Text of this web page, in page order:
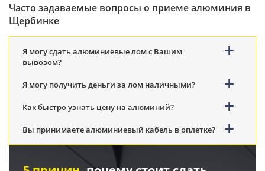
Часто задаваемые вопросы о приеме алюминия в
Щербинке
Я могу сдать алюминиевые лом с Вашим
вывозом?
Я могу получить деньги за лом наличными?
Как быстро узнать цену на алюминий?
Вы принимаете алюминиевый кабель в оплетке?